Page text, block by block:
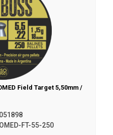
Field Target 5,50mm /
FT-55-250